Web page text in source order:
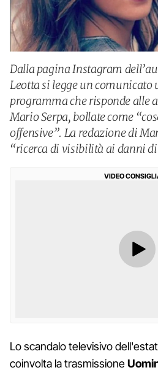
Dalla pagina Instagram
Leotta si legge un comunicato
programma che risponde alle
Mario Serpa, bollate come
offensive”. La redazione di
“ricerca di visibilità ai danni
VIDEO
Lo scandalo televisivo
coinvolta la trasmissione